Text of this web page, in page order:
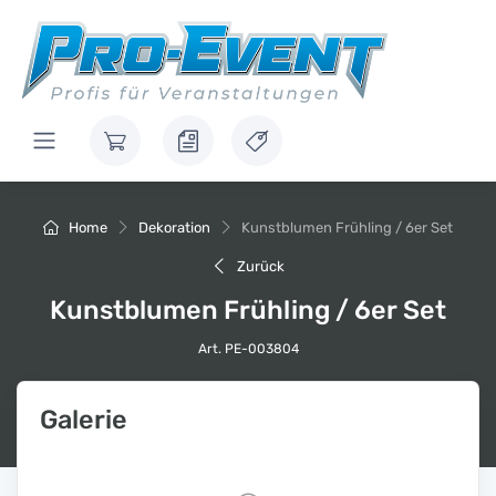
Home Dekoration Kunstblumen Frühling / 6er Set
Zurück
Kunstblumen Frühling / 6er Set
Art. PE-003804
Galerie